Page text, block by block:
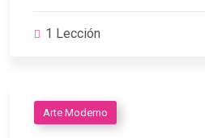
1 Lección
Arte Moderno